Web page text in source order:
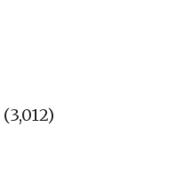
(3,012)